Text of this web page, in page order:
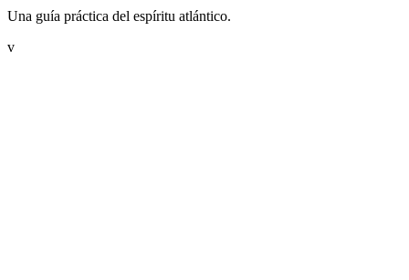
Una guía práctica del espíritu atlántico.
v